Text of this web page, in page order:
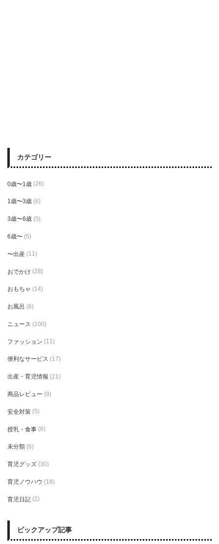
カテゴリー
0歳〜1歳 (26)
1歳〜3歳 (6)
3歳〜6歳 (5)
6歳〜 (5)
〜出産 (11)
おでかけ (28)
おもちゃ (14)
お風呂 (6)
ニュース (100)
ファッション (11)
便利なサービス (17)
出産・育児情報 (21)
商品レビュー (9)
安全対策 (5)
授乳・食事 (6)
未分類 (6)
育児グッズ (30)
育児ノウハウ (18)
育児日記 (2)
ピックアップ記事